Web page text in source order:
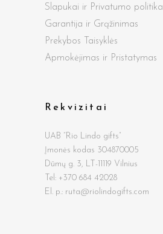
Slapukai ir Privatumo politika
Garantija ir Grąžinimas
Prekybos Taisyklės
Apmokėjimas ir Pristatymas
Rekvizitai
UAB “Rio Lindo gifts”
Įmonės kodas 304870005
Dūmų g. 3, LT-11119 Vilnius
Tel: +370 684 42028
El. p.: ruta@riolindogifts.com